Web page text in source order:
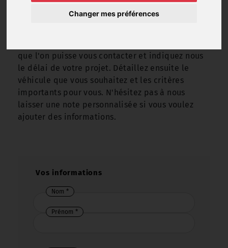
Changer mes préférences
Faites nous part de votre recherche en
que l'on puisse vous contacter et indiquez nous
le délai de votre projet. Détaillez ensuite le
véhicule que vous souhaitez et les critères
importants pour vous. N'hésitez pas à nous
laisser une note personnalisée si vous voulez
ajouter des informations.
Vos informations
Nom
Prénom